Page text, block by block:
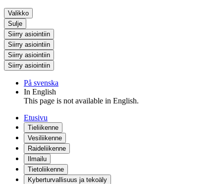
Valikko
Sulje
Siirry asiointiin
Siirry asiointiin
Siirry asiointiin
Siirry asiointiin
På svenska
In English
This page is not available in English.
Etusivu
Tieliikenne
Vesiliikenne
Raideliikenne
Ilmailu
Tietoliikenne
Kyberturvallisuus ja tekoäly